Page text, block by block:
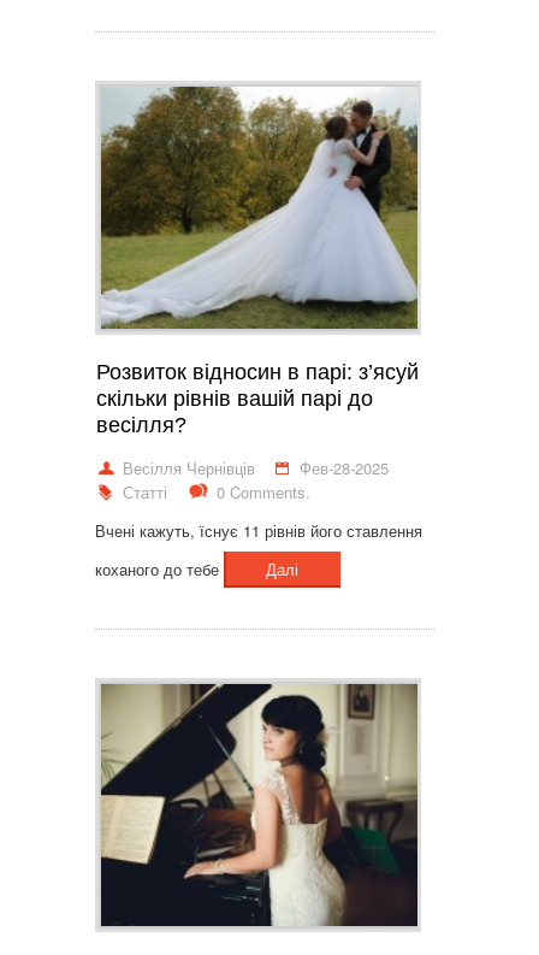
Розвиток відносин в парі: з’ясуй
скільки рівнів вашій парі до
весілля?
Весілля Чернівців
Фев-28-2025
Статті
0 Comments.
Вчені кажуть, їснує 11 рівнів його ставлення
коханого до тебе
Далі